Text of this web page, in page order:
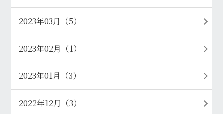
2023年03月（5）
2023年02月（1）
2023年01月（3）
2022年12月（3）